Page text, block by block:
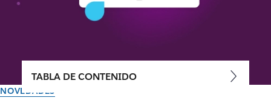
NOVEDADES
TABLA DE CONTENIDO